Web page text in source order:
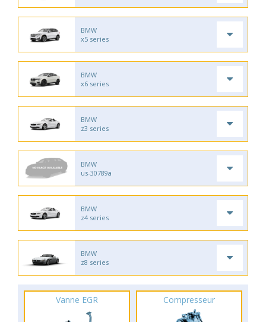
BMW
x5 series
BMW
x6 series
BMW
z3 series
BMW
us-30789a
BMW
z4 series
BMW
z8 series
Vanne EGR Compresseur